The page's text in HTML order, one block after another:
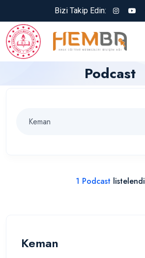
Bizi Takip Edin:
Podcast
1 Podcast listelendi
Keman